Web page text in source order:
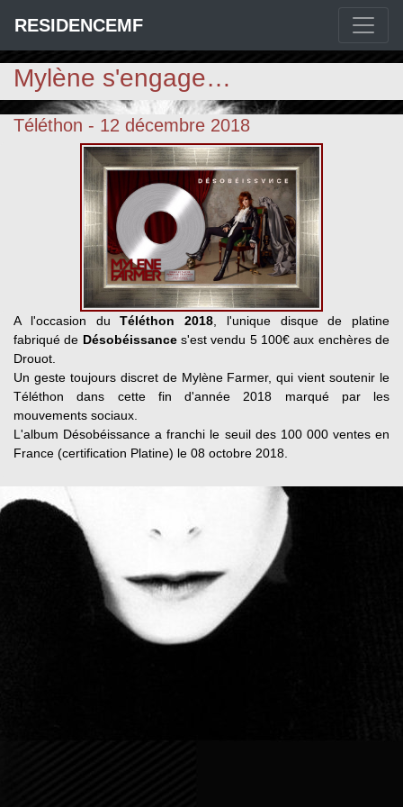
RESIDENCEMF
Mylène s'engage…
Téléthon - 12 décembre 2018
A l'occasion duTéléthon 2018, l'unique disque de platine
fabriqué de Désobéissances'est vendu 5 100€ aux enchères de
Drouot.
Un geste toujours discret de Mylène Farmer, qui vient soutenir le
Téléthon dans cette fin d'année 2018 marqué par les
mouvements sociaux.
L'album Désobéissance a franchi le seuil des 100 000 ventes en
France (certification Platine) le 08 octobre 2018.